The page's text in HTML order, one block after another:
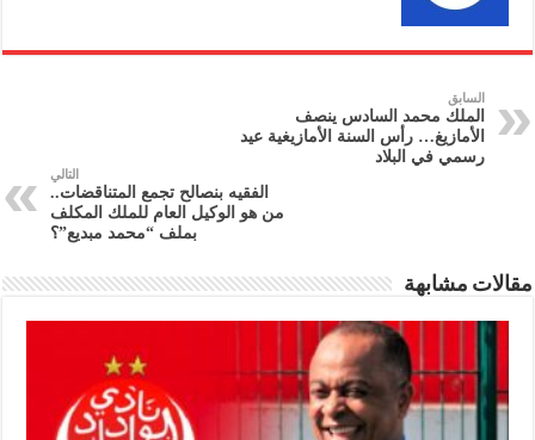
السابق
الملك محمد السادس ينصف
الأمازيغ… رأس السنة الأمازيغية عيد
رسمي في البلاد
التالي
الفقيه بنصالح تجمع المتناقضات..
من هو الوكيل العام للملك المكلف
بملف “محمد مبديع”؟
مقالات مشابهة